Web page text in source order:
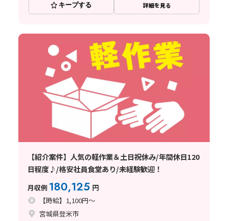
キープする 詳細を見る
【紹介案件】人気の軽作業＆土日祝休み/年間休日120
日程度♪/格安社員食堂あり/未経験歓迎！
月収例 180,125 円
【時給】1,100円～
宮城県登米市